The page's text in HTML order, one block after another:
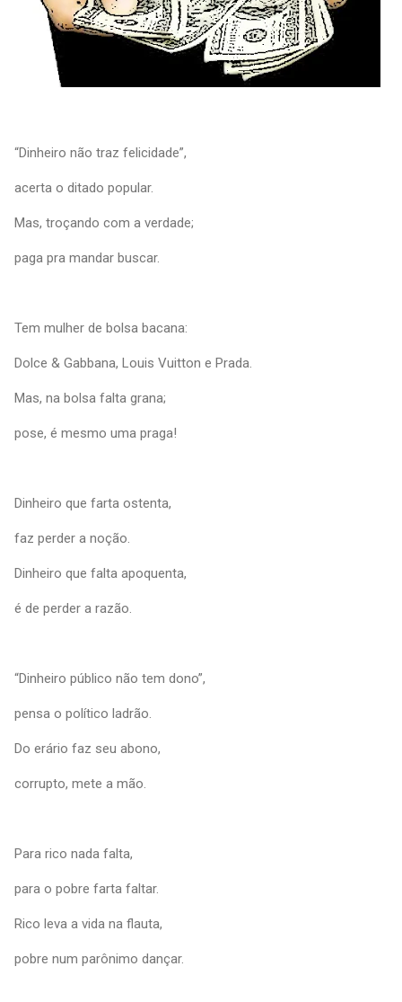
“Dinheiro não traz felicidade”,
acerta o ditado popular.
Mas, troçando com a verdade;
paga pra mandar buscar.
Tem mulher de bolsa bacana:
Dolce & Gabbana, Louis Vuitton e Prada.
Mas, na bolsa falta grana;
pose, é mesmo uma praga!
Dinheiro que farta ostenta,
faz perder a noção.
Dinheiro que falta apoquenta,
é de perder a razão.
“Dinheiro público não tem dono”,
pensa o político ladrão.
Do erário faz seu abono,
corrupto, mete a mão.
Para rico nada falta,
para o pobre farta faltar.
Rico leva a vida na flauta,
pobre num parônimo dançar.